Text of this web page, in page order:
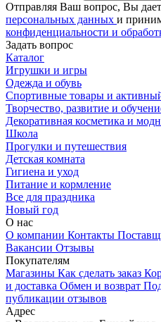
Отправляя Ваш вопрос, Вы
персональных данных и
конфиденциальности и
Задать вопрос
Каталог
Игрушки и игры
Одежда и обувь
Спортивные товары и
Творчество, развитие и
Декоративная косметика и
Школа
Прогулки и путешествия
Детская комната
Гигиена и уход
Питание и кормление
Все для праздника
Новый год
О нас
О компании Контакты
Вакансии Отзывы
Покупателям
Магазины Как сделать заказ
и доставка Обмен и возврат
публикации отзывов
Адрес